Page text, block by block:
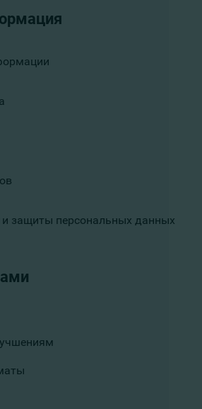
и защиты персональных данных